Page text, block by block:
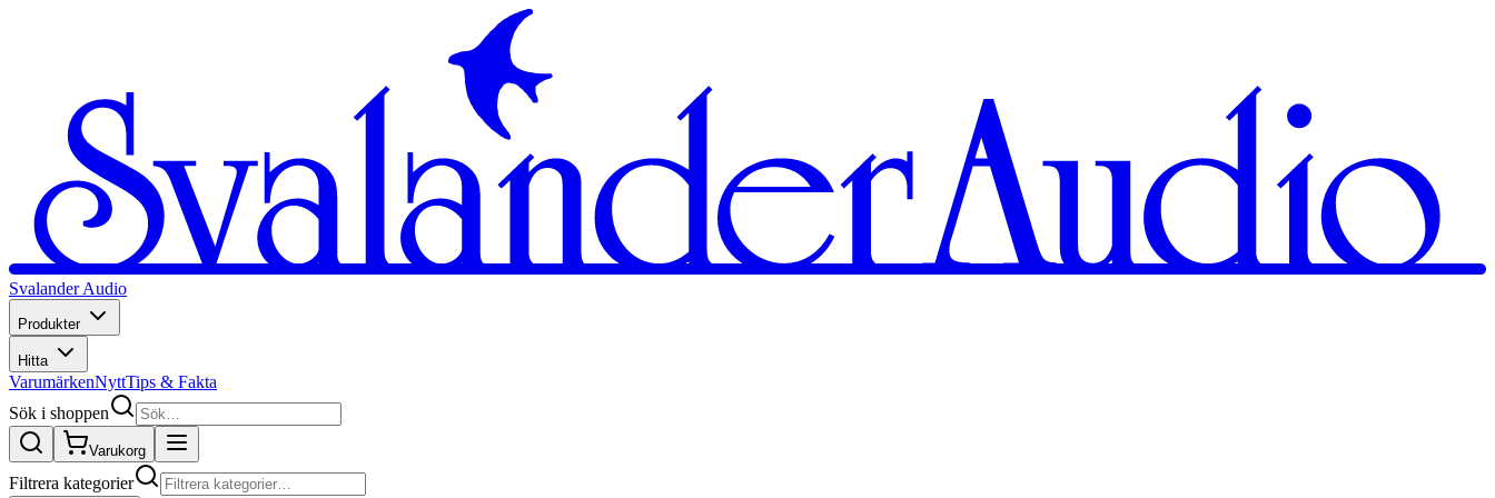
Svalander Audio
Produkter
Hitta
VarumärkenNyttTips & Fakta
Sök i shoppen
Varukorg
Filtrera kategorier